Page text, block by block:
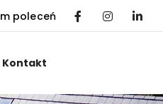
poleceń
Kontakt